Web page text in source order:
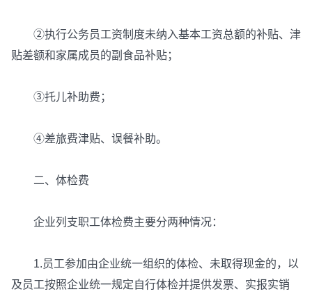
②执行公务员工资制度未纳入基本工资总额的补贴、津
贴差额和家属成员的副食品补贴；
③托儿补助费；
④差旅费津贴、误餐补助。
二、体检费
企业列支职工体检费主要分两种情况：
1.员工参加由企业统一组织的体检、未取得现金的，以
及员工按照企业统一规定自行体检并提供发票、实报实销